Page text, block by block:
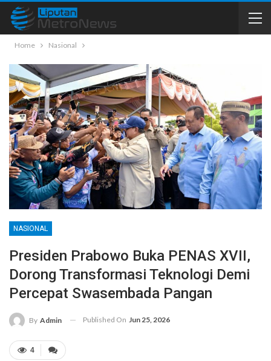
Home Nasional
NASIONAL
Presiden Prabowo Buka PENAS XVII,
Dorong Transformasi Teknologi Demi
Percepat Swasembada Pangan
By Admin Published On Jun 25, 2026
4